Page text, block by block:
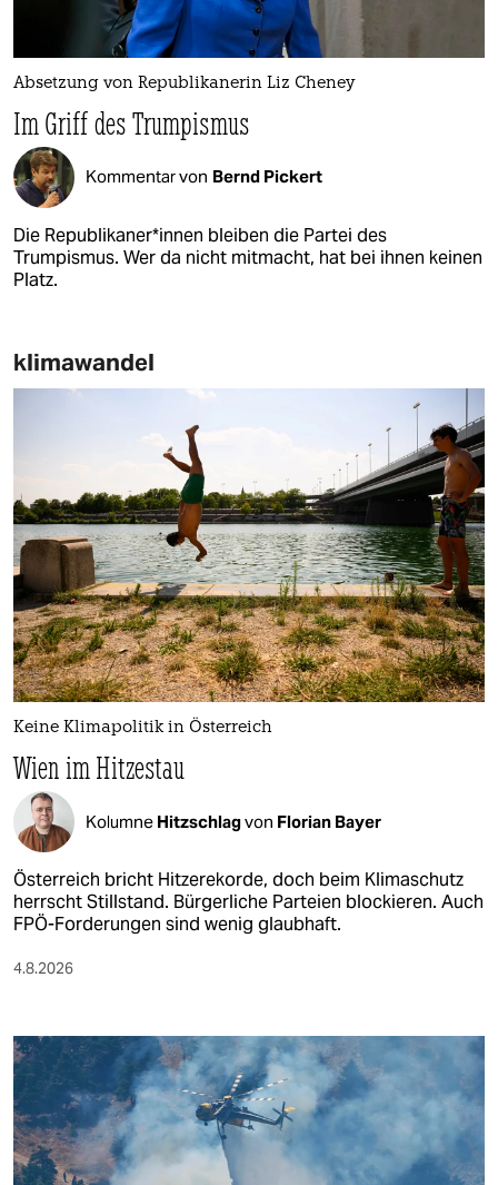
Absetzung von Re­pu­bli­ka­ne­rin Liz Cheney
Im Griff des Trumpismus
Kommentar von Bernd Pickert
Die Re­pu­bli­ka­ne­r*in­nen bleiben die Partei des
Trumpismus. Wer da nicht mitmacht, hat bei ihnen keinen
Platz.
klimawandel
Keine Klimapolitik in Österreich
Wien im Hitzestau
Kolumne Hitzschlagvon Florian Bayer
Österreich bricht Hitzerekorde, doch beim Klimaschutz
herrscht Stillstand. Bürgerliche Parteien blockieren. Auch
FPÖ-Forderungen sind wenig glaubhaft.
4.8.2026